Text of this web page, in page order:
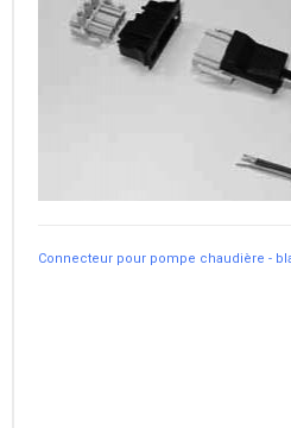
Connecteur pour pompe chaudière -